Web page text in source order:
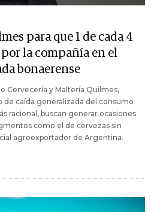
para que 1 de cada 4
la compañía en el
bonaerense
Cervecería y Maltería Quilmes,
caída generalizada del consumo
racional, buscan generar ocasiones
como el de cervezas sin
agroexportador de Argentina.